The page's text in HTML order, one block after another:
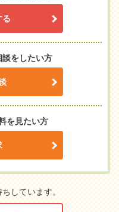
る
談をしたい方
を見たい方
しています。